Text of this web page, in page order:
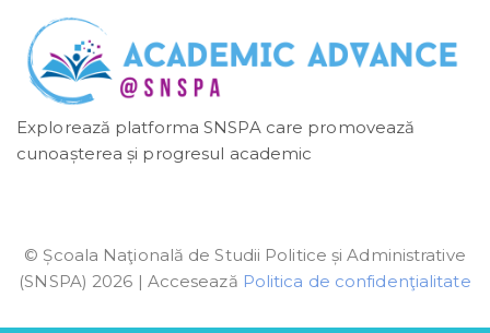
Explorează platforma SNSPA care promovează
cunoașterea și progresul academic
© Școala Naţională de Studii Politice și Administrative
(SNSPA) 2026 | Accesează Politica de confidenţialitate